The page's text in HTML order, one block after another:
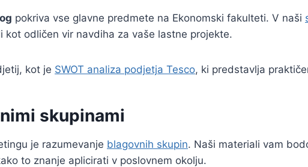
pokriva vse glavne predmete na Ekonomski fakulteti. V naši
odličen vir navdiha za vaše lastne projekte.
kot je SWOT analiza podjetja Tesco, ki predstavlja
skupinami
je razumevanje blagovnih skupin. Naši materiali vam
to znanje aplicirati v poslovnem okolju.